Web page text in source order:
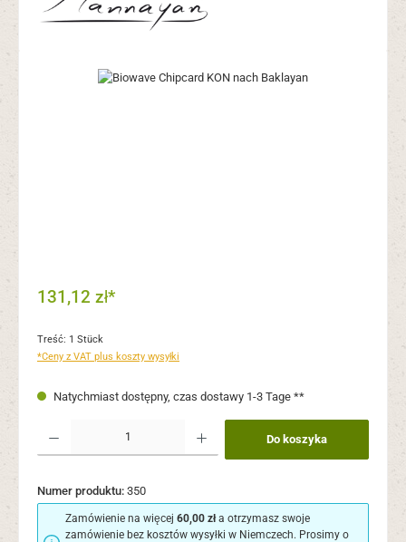
Pomiń galerię zdjęć
131,12 zł*
Treść: 1 Stück
*Ceny z VAT plus koszty wysyłki
Natychmiast dostępny, czas dostawy 1-3 Tage **
Ilość produktu: Wprowadź żądaną ilość lub użyj przycisków, aby zwiększyć lub
Do koszyka
Numer produktu: 350
Zamówienie na więcej60,00 zła otrzymasz swoje
zamówienie bez kosztów wysyłki w Niemczech. Prosimy o